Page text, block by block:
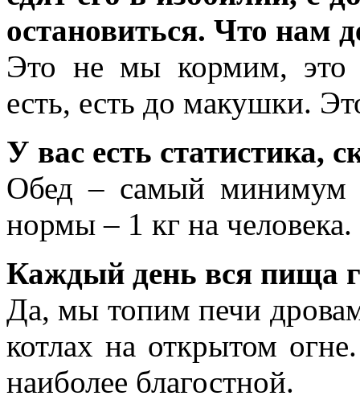
остановиться. Что нам
Это не мы кормим, это
есть, есть до макушки.
У вас есть статистика,
Обед – самый минимум
нормы – 1 кг на человека.
Каждый день вся пища
Да, мы топим печи
котлах на открытом
наиболее благостной.